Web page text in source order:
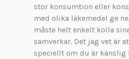
v
e
r
:
stor konsumtion eller
med olika läkemedel ge
måste helt enkelt kolla
samverkar. Det jag vet är
speciellt om du är känslig